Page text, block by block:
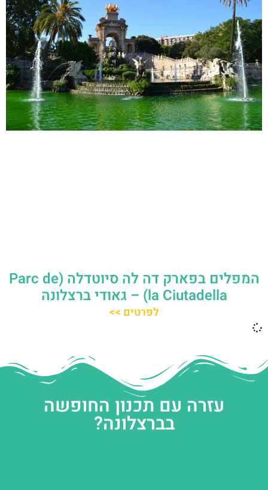
המפלים בפארק דה לה סיוטדלה (Parc de
la Ciutadella) – גאודי ברצלונה
לפרטים >>
עזרה עם תכנון החופשה
בברצלונה?